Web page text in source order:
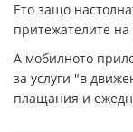
Ето защо
притежателите
А мобилното
за услуги "в
плащания и